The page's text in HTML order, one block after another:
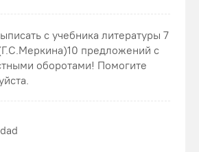
с учебника литературы 7
предложений с
оборотами! Помогите